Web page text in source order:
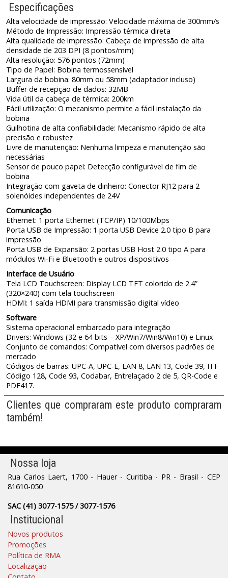
Especificações
Alta velocidade de impressão: Velocidade máxima de 300mm/s
Método de Impressão: Impressão térmica direta
Alta qualidade de impressão: Cabeça de impressão de alta
densidade de 203 DPI (8 pontos/mm)
Alta resolução: 576 pontos (72mm)
Tipo de Papel: Bobina termossensível
Largura da bobina: 80mm ou 58mm (adaptador incluso)
Buffer de recepção de dados: 32MB
Vida útil da cabeça de térmica: 200km
Fácil utilização: O mecanismo permite a fácil instalação da
bobina
Guilhotina de alta confiabilidade: Mecanismo rápido de alta
precisão e robustez
Livre de manutenção: Nenhuma limpeza e manutenção são
necessárias
Sensor de pouco papel: Detecção configurável de fim de
bobina
Integração com gaveta de dinheiro: Conector RJ12 para 2
solenóides independentes de 24V
Comunicação
Ethernet: 1 porta Ethernet (TCP/IP) 10/100Mbps
Porta USB de Impressão: 1 porta USB Device 2.0 tipo B para
impressão
Porta USB de Expansão: 2 portas USB Host 2.0 tipo A para
módulos Wi-Fi e Bluetooth e outros dispositivos
Interface de Usuário
Tela LCD Touchscreen: Display LCD TFT colorido de 2.4”
(320×240) com tela touchscreen
HDMI: 1 saída HDMI para transmissão digital vídeo
Software
Sistema operacional embarcado para integração
Drivers: Windows (32 e 64 bits – XP/Win7/Win8/Win10) e Linux
Conjunto de comandos: Compatível com diversos padrões de
mercado
Códigos de barras: UPC-A, UPC-E, EAN 8, EAN 13, Code 39, ITF
Código 128, Code 93, Codabar, Entrelaçado 2 de 5, QR-Code e
PDF417.
Clientes que compraram este produto compraram
também!
Nossa loja
Rua Carlos Laert, 1700 - Hauer - Curitiba - PR - Brasil - CEP
81610-050
SAC (41) 3077-1575 / 3077-1576
Institucional
Novos produtos
Promoções
Política de RMA
Localização